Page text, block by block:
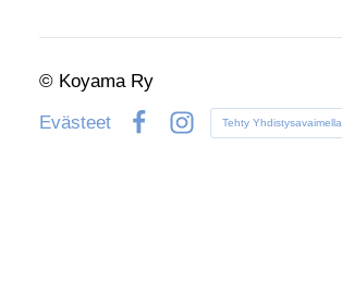
© Koyama Ry
Evästeet
Instagram
Tehty Yhdistysavaimella